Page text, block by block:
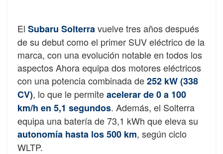
El Subaru Solterravuelve tres años después
de su debut como el primer SUV eléctrico de la
marca, con una evolución notable en todos los
aspectos Ahora equipa dos motores eléctricos
con una potencia combinada de252 kW (338
CV), lo que le permiteacelerar de 0 a 100
km/h en 5,1 segundos. Además, el Solterra
equipa una batería de 73,1 kWh que eleva su
autonomía hasta los 500 km, según ciclo
WLTP.